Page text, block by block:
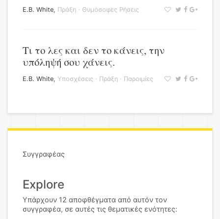
E.B. White, Πράξη · Θυμόσοφες Ρήσεις
Τι το λες και δεν το κάνεις, την
υπόληψή σου χάνεις.
E.B. White, Υποσχέσεις · Πράξη · Παροιμίες
Συγγραφέας
Explore
Υπάρχουν 12 αποφθέγματα από αυτόν τον
συγγραφέα, σε αυτές τις θεματικές ενότητες: